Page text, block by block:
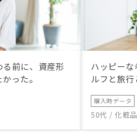
前に、資産形
った。
ハッピー
ルフと旅
購入時データ
50代 / 化粧